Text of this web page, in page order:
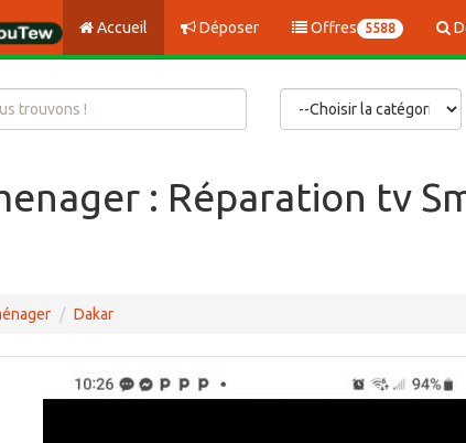
Accueil Déposer Offres 5588
: Réparation tv
Dakar